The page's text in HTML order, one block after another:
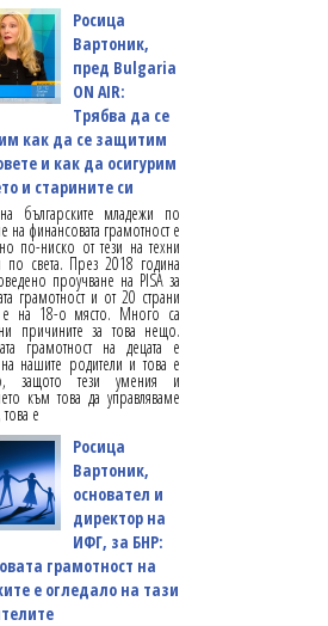
Росица
Вартоник,
пред Bulgaria
ON AIR:
Трябва да се
как да се защитим
и как да осигурим
и старините си
българските младежи по
на финансовата грамотност е
по-ниско от тези на техни
по света. През 2018 година
проучване на PISA за
грамотност и от 20 страни
е на 18-о място. Много са
причините за това нещо.
грамотност на децата е
нашите родители и това е
защото тези умения и
към това да управляваме
е
Росица
Вартоник,
основател и
директор на
ИФГ, за БНР:
грамотност на
е огледало на тази